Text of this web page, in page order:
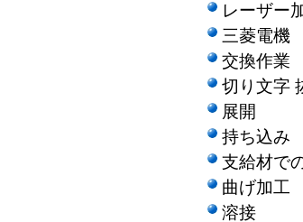
レーザー
三菱電機
交換作業
切り文字
展開
持ち込み
支給材で
曲げ加工
溶接